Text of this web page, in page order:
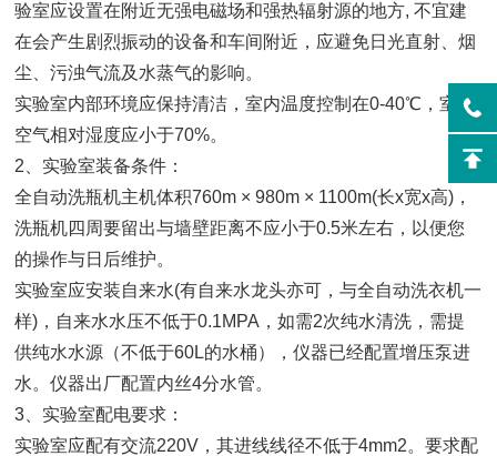
验室应设置在附近无强电磁场和强热辐射源的地方, 不宜建
在会产生剧烈振动的设备和车间附近，应避免日光直射、烟
尘、污浊气流及水蒸气的影响。
实验室内部环境应保持清洁，室内温度控制在0-40℃，室内
空气相对湿度应小于70%。
2、实验室装备条件：
全自动洗瓶机主机体积760m × 980m × 1100m(长x宽x高)，
洗瓶机四周要留出与墙壁距离不应小于0.5米左右，以便您
的操作与日后维护。
实验室应安装自来水(有自来水龙头亦可，与全自动洗衣机一
样)，自来水水压不低于0.1MPA，如需2次纯水清洗，需提
供纯水水源（不低于60L的水桶），仪器已经配置增压泵进
水。仪器出厂配置内丝4分水管。
3、实验室配电要求：
实验室应配有交流220V，其进线线径不低于4mm2。要求配